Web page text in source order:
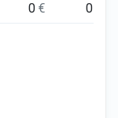
0€ 0